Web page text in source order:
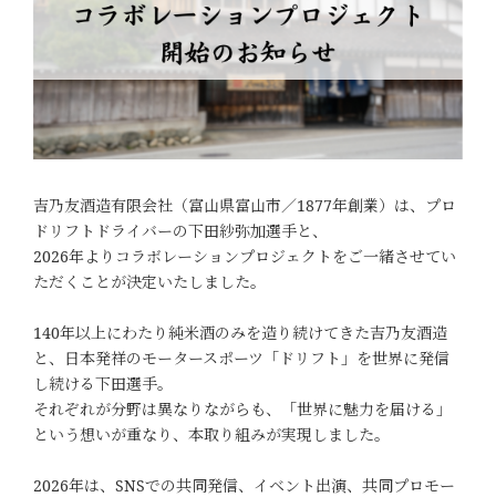
吉乃友酒造有限会社（富山県富山市／1877年創業）は、プロ
ドリフトドライバーの下田紗弥加選手と、
2026年よりコラボレーションプロジェクトをご一緒させてい
ただくことが決定いたしました。
140年以上にわたり純米酒のみを造り続けてきた吉乃友酒造
と、日本発祥のモータースポーツ「ドリフト」を世界に発信
し続ける下田選手。
それぞれが分野は異なりながらも、「世界に魅力を届ける」
という想いが重なり、本取り組みが実現しました。
2026年は、SNSでの共同発信、イベント出演、共同プロモー